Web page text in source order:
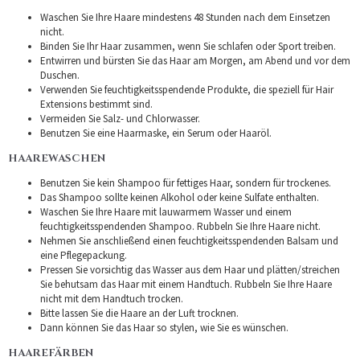
Waschen Sie Ihre Haare mindestens 48 Stunden nach dem Einsetzen
nicht.
Binden Sie Ihr Haar zusammen, wenn Sie schlafen oder Sport treiben.
Entwirren und bürsten Sie das Haar am Morgen, am Abend und vor dem
Duschen.
Verwenden Sie feuchtigkeitsspendende Produkte, die speziell für Hair
Extensions bestimmt sind.
Vermeiden Sie Salz- und Chlorwasser.
Benutzen Sie eine Haarmaske, ein Serum oder Haaröl.
HAAREWASCHEN
Benutzen Sie kein Shampoo für fettiges Haar, sondern für trockenes.
Das Shampoo sollte keinen Alkohol oder keine Sulfate enthalten.
Waschen Sie Ihre Haare mit lauwarmem Wasser und einem
feuchtigkeitsspendenden Shampoo. Rubbeln Sie Ihre Haare nicht.
Nehmen Sie anschließend einen feuchtigkeitsspendenden Balsam und
eine Pflegepackung.
Pressen Sie vorsichtig das Wasser aus dem Haar und plätten/streichen
Sie behutsam das Haar mit einem Handtuch. Rubbeln Sie Ihre Haare
nicht mit dem Handtuch trocken.
Bitte lassen Sie die Haare an der Luft trocknen.
Dann können Sie das Haar so stylen, wie Sie es wünschen.
HAAREFÄRBEN